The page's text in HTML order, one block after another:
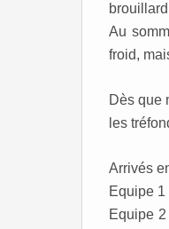
Au
froid,
Dès que
les
Arrivés
Equipe
Equipe